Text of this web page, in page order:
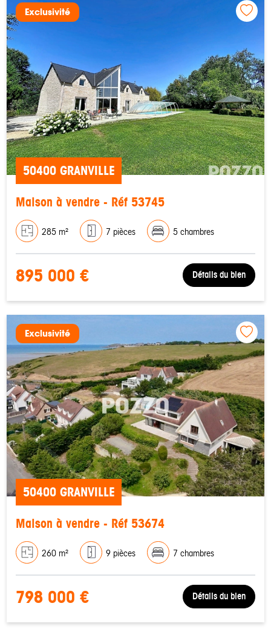
Exclusivité
50400 GRANVILLE
Maison à vendre - Réf 53745
285 m² 7 pièces 5 chambres
895 000 € Détails du bien
Exclusivité
50400 GRANVILLE
Maison à vendre - Réf 53674
260 m² 9 pièces 7 chambres
798 000 € Détails du bien